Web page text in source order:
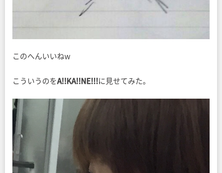
このへんいいねw
こういうのをA!!KA!!NE!!! に見せてみた。